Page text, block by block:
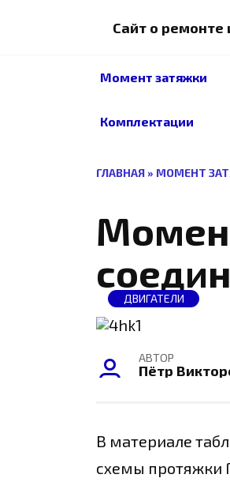
Сайт о ремонте
Момент затяжки
Комплектации
ГЛАВНАЯ » МОМЕНТ
ДВИГАТЕЛИ
АВТОР
Пётр
В материале
схемы протяжки